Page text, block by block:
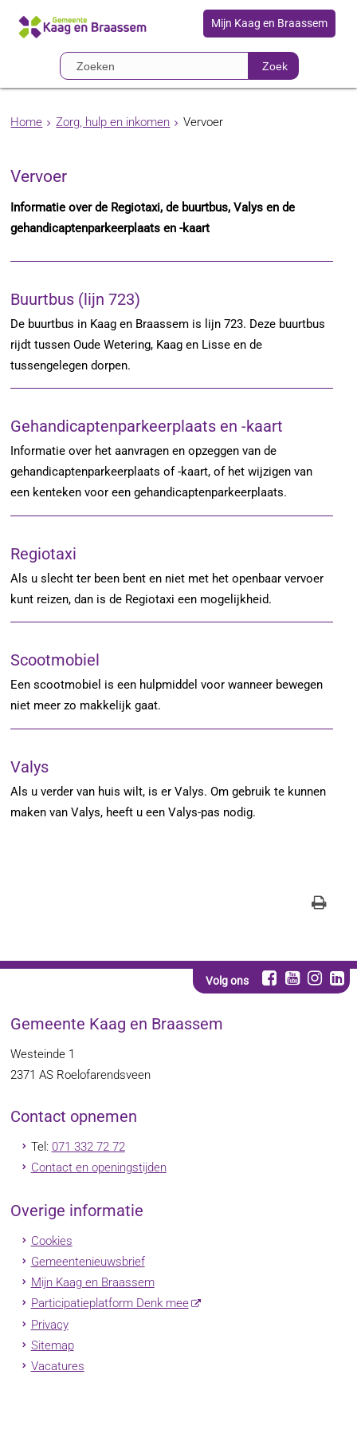
Mijn Kaag en Braassem
Zoek
Home Zorg, hulp en inkomen Vervoer
Vervoer
Informatie over de Regiotaxi, de buurtbus, Valys en de
gehandicaptenparkeerplaats en -kaart
Buurtbus (lijn 723)
De buurtbus in Kaag en Braassem is lijn 723. Deze buurtbus
rijdt tussen Oude Wetering, Kaag en Lisse en de
tussengelegen dorpen.
Gehandicaptenparkeerplaats en -kaart
Informatie over het aanvragen en opzeggen van de
gehandicaptenparkeerplaats of -kaart, of het wijzigen van
een kenteken voor een gehandicaptenparkeerplaats.
Regiotaxi
Als u slecht ter been bent en niet met het openbaar vervoer
kunt reizen, dan is de Regiotaxi een mogelijkheid.
Scootmobiel
Een scootmobiel is een hulpmiddel voor wanneer bewegen
niet meer zo makkelijk gaat.
Valys
Als u verder van huis wilt, is er Valys. Om gebruik te kunnen
maken van Valys, heeft u een Valys-pas nodig.
Volg ons
Gemeente Kaag en Braassem
Westeinde 1
2371 AS Roelofarendsveen
Contact opnemen
Tel: 071 332 72 72
Contact en openingstijden
Overige informatie
Cookies
Gemeentenieuwsbrief
Mijn Kaag en Braassem
Participatieplatform Denk mee
Privacy
Sitemap
Vacatures